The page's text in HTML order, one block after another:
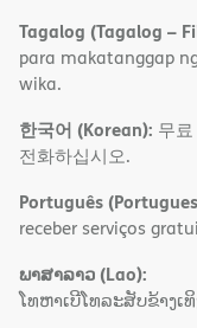
Tagalog (Tagalog –
para makatanggap
wika.
한국어 (Korean): 무
전화하십시오.
Português
receber serviços
ພາສາລາວ (Lao):
ໂທຫາເບີໂທລະສັບຂ້າງ